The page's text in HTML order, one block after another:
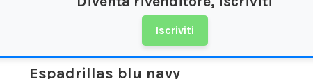
Iscriviti
Espadrillas blu navy